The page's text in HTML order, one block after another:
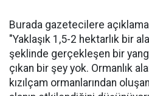
Burada gazetecilere
"Yaklaşık 1,5-2 hektarlık bir
şeklinde gerçekleşen bir
çıkan bir şey yok. Ormanlık
kızılçam ormanlarından